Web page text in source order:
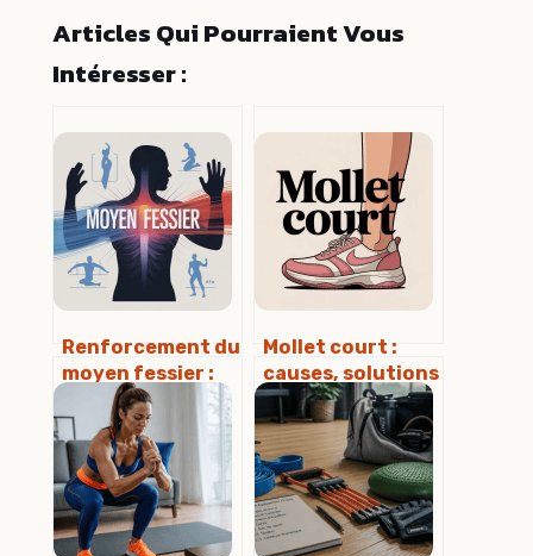
Articles Qui Pourraient Vous
Intéresser :
Renforcement du
moyen fessier :
exercices,
conseils et
erreurs à éviter
Mollet court :
causes, solutions
et astuces pour
rééquilibrer
votre silhouette